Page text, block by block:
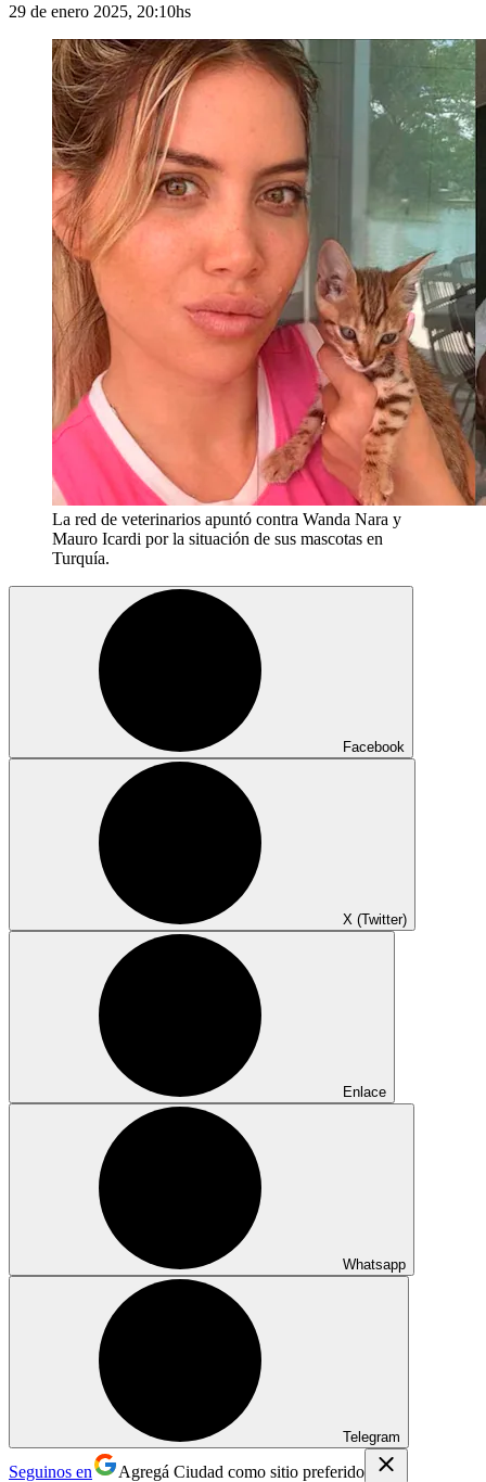
29 de enero 2025, 20:10hs
La red de veterinarios apuntó contra Wanda Nara y
Mauro Icardi por la situación de sus mascotas en
Turquía.
Facebook
X (Twitter)
Enlace
Whatsapp
Telegram
Seguinos en Agregá Ciudad como sitio preferido